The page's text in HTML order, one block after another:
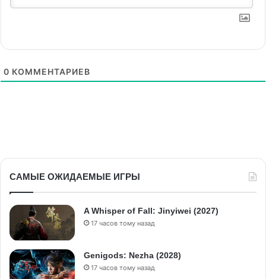
0 КОММЕНТАРИЕВ
САМЫЕ ОЖИДАЕМЫЕ ИГРЫ
A Whisper of Fall: Jinyiwei (2027)
17 часов тому назад
Genigods: Nezha (2028)
17 часов тому назад